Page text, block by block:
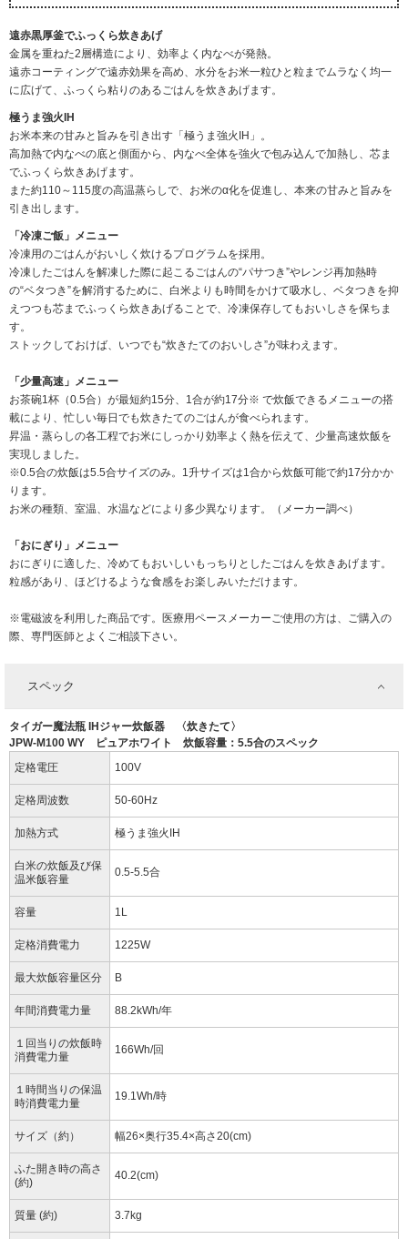
遠赤黒厚釜でふっくら炊きあげ
金属を重ねた2層構造により、効率よく内なべが発熱。
遠赤コーティングで遠赤効果を高め、水分をお米一粒ひと粒までムラなく均一
に広げて、ふっくら粘りのあるごはんを炊きあげます。
極うま強火IH
お米本来の甘みと旨みを引き出す「極うま強火IH」。
高加熱で内なべの底と側面から、内なべ全体を強火で包み込んで加熱し、芯ま
でふっくら炊きあげます。
また約110～115度の高温蒸らしで、お米のα化を促進し、本来の甘みと旨みを
引き出します。
「冷凍ご飯」メニュー
冷凍用のごはんがおいしく炊けるプログラムを採用。
冷凍したごはんを解凍した際に起こるごはんの“パサつき”やレンジ再加熱時
の“ベタつき”を解消するために、白米よりも時間をかけて吸水し、ベタつきを抑
えつつも芯までふっくら炊きあげることで、冷凍保存してもおいしさを保ちま
す。
ストックしておけば、いつでも“炊きたてのおいしさ”が味わえます。
「少量高速」メニュー
お茶碗1杯（0.5合）が最短約15分、1合が約17分※ で炊飯できるメニューの搭
載により、忙しい毎日でも炊きたてのごはんが食べられます。
昇温・蒸らしの各工程でお米にしっかり効率よく熱を伝えて、少量高速炊飯を
実現しました。
※0.5合の炊飯は5.5合サイズのみ。1升サイズは1合から炊飯可能で約17分かか
ります。
お米の種類、室温、水温などにより多少異なります。（メーカー調べ）
「おにぎり」メニュー
おにぎりに適した、冷めてもおいしいもっちりとしたごはんを炊きあげます。
粒感があり、ほどけるような食感をお楽しみいただけます。
※電磁波を利用した商品です。医療用ペースメーカーご使用の方は、ご購入の
際、専門医師とよくご相談下さい。
スペック
タイガー魔法瓶 IHジャー炊飯器 〈炊きたて〉
JPW-M100 WY ピュアホワイト 炊飯容量：5.5合のスペック
定格電圧
100V
定格周波数 50-60Hz
加熱方式 極うま強火IH
白米の炊飯及び保
温米飯容量
0.5-5.5合
容量 1L
定格消費電力 1225W
最大炊飯容量区分 B
年間消費電力量 88.2kWh/年
１回当りの炊飯時
消費電力量
166Wh/回
１時間当りの保温
時消費電力量
19.1Wh/時
サイズ（約） 幅26×奥行35.4×高さ20(cm)
ふた開き時の高さ
(約)
40.2(cm)
質量 (約) 3.7kg